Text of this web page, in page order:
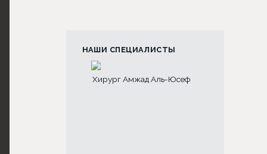
НАШИ СПЕЦИАЛИСТЫ
Хирург Амжад Аль-Юсеф